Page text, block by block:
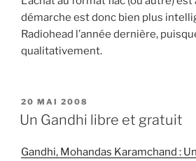
démarche est donc bien plus
Radiohead l’année dernière,
qualitativement.
PUBLIÉ
LE
20 MAI 2008
Un Gandhi libre et gratuit
Gandhi, Mohandas Karamchand :